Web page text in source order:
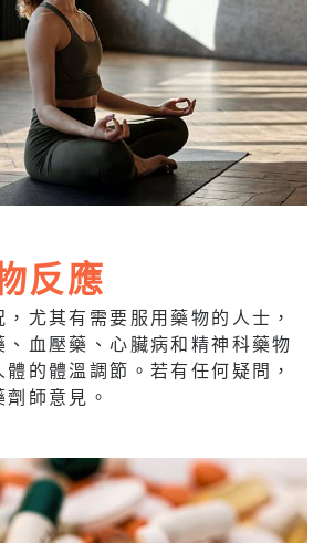
反應
尤其有需要服用藥物的人士，
血壓藥、心臟病和精神科藥物
的體溫調節。若有任何疑問，
師意見。